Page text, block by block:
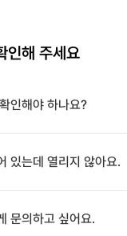
인해 주세요
인해야 하나요?
있는데 열리지 않아요.
문의하고 싶어요.